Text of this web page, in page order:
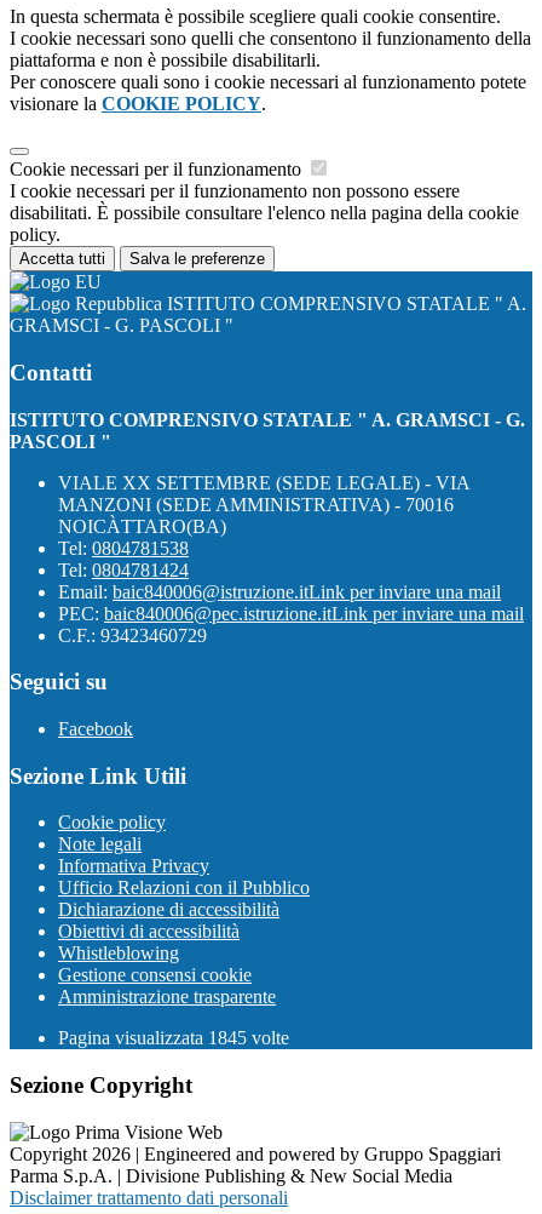
In questa schermata è possibile scegliere quali cookie consentire.
I cookie necessari sono quelli che consentono il funzionamento della
piattaforma e non è possibile disabilitarli.
Per conoscere quali sono i cookie necessari al funzionamento potete
visionare la COOKIE POLICY.
Cookie necessari per il funzionamento
I cookie necessari per il funzionamento non possono essere
disabilitati. È possibile consultare l'elenco nella pagina della cookie
policy.
Accetta tutti Salva le preferenze
ISTITUTO COMPRENSIVO STATALE " A.
GRAMSCI - G. PASCOLI "
Contatti
ISTITUTO COMPRENSIVO STATALE " A. GRAMSCI - G.
PASCOLI "
VIALE XX SETTEMBRE (SEDE LEGALE) - VIA
MANZONI (SEDE AMMINISTRATIVA) - 70016
NOICÀTTARO(BA)
Tel: 0804781538
Tel: 0804781424
Email: baic840006@istruzione.itLink per inviare una mail
PEC: baic840006@pec.istruzione.itLink per inviare una mail
C.F.: 93423460729
Seguici su
Facebook
Sezione Link Utili
Cookie policy
Note legali
Informativa Privacy
Ufficio Relazioni con il Pubblico
Dichiarazione di accessibilità
Obiettivi di accessibilità
Whistleblowing
Gestione consensi cookie
Amministrazione trasparente
Pagina visualizzata 1845 volte
Sezione Copyright
Copyright 2026 | Engineered and powered by Gruppo Spaggiari
Parma S.p.A. | Divisione Publishing & New Social Media
Disclaimer trattamento dati personali